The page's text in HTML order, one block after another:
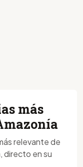
más
relevante de
directo en su